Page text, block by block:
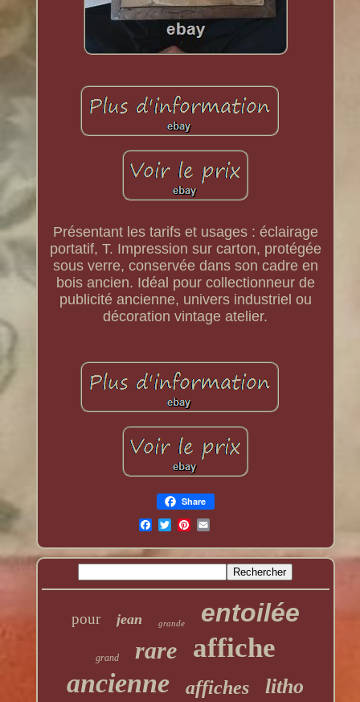
Présentant les tarifs et usages : éclairage
portatif, T. Impression sur carton, protégée
sous verre, conservée dans son cadre en
bois ancien. Idéal pour collectionneur de
publicité ancienne, univers industriel ou
décoration vintage atelier.
Share
pour jean grande entoilée
grand rare affiche
ancienne affiches litho